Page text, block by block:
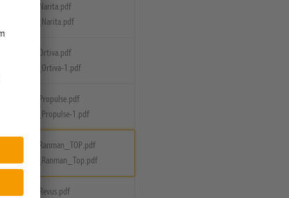
GA_Narita.pdf
SDB_Narita.pdf
GA_Ortiva.pdf
SDB_Ortiva-1.pdf
GA_Propulse.pdf
SDB_Propulse-1.pdf
GA_Ranman_TOP.pdf
SDB_Ranman_Top.pdf
GA_Revus.pdf